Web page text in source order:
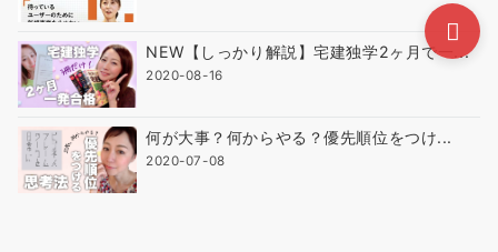
NEW【しっかり解説】宅建独学2ヶ月で一...
2020-08-16
何が大事？何からやる？優先順位をつけ...
2020-07-08